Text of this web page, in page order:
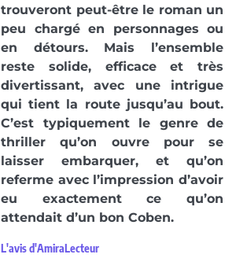
trouveront peut-être le roman un
peu chargé en personnages ou
en détours. Mais l’ensemble
reste solide, efficace et très
divertissant, avec une intrigue
qui tient la route jusqu’au bout.
C’est typiquement le genre de
thriller qu’on ouvre pour se
laisser embarquer, et qu’on
referme avec l’impression d’avoir
eu exactement ce qu’on
attendait d’un bon Coben.
L'avis d'AmiraLecteur